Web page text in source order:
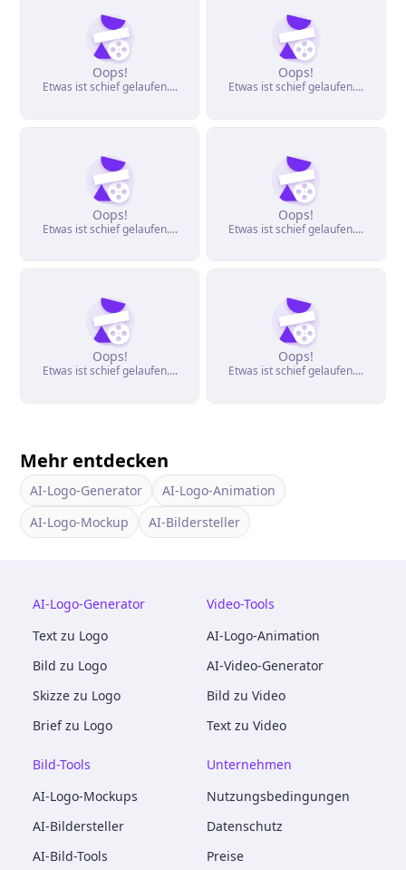
Oops!
Etwas ist schief gelaufen....
Oops!
Etwas ist schief gelaufen....
Oops!
Etwas ist schief gelaufen....
Oops!
Etwas ist schief gelaufen....
Oops!
Etwas ist schief gelaufen....
Oops!
Etwas ist schief gelaufen....
Mehr entdecken
AI-Logo-Generator
AI-Logo-Animation
AI-Logo-Mockup
AI-Bildersteller
AI-Logo-Generator
Text zu Logo
Bild zu Logo
Skizze zu Logo
Brief zu Logo
Video-Tools
AI-Logo-Animation
AI-Video-Generator
Bild zu Video
Text zu Video
Bild-Tools
AI-Logo-Mockups
AI-Bildersteller
AI-Bild-Tools
Unternehmen
Nutzungsbedingungen
Datenschutz
Preise